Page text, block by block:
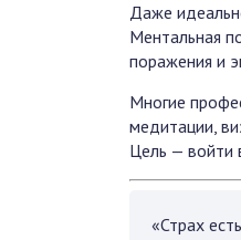
Даже
Ментальная
поражения и
Многие
медитации,
Цель — войти
«Страх